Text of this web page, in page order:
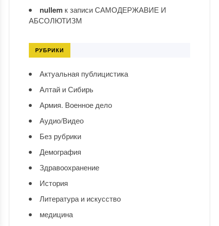
nullemк записиСАМОДЕРЖАВИЕ И
АБСОЛЮТИЗМ
РУБРИКИ
Актуальная публицистика
Алтай и Сибирь
Армия. Военное дело
Аудио/Видео
Без рубрики
Демография
Здравоохранение
История
Литература и искусство
медицина